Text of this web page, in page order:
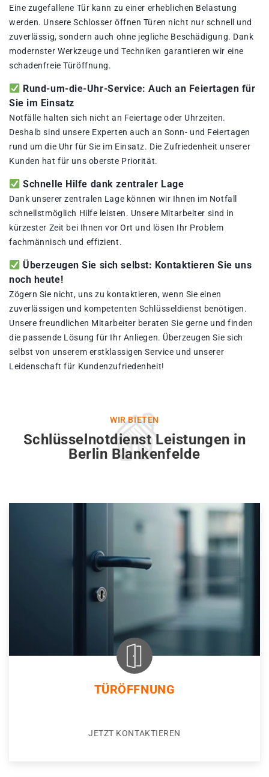
Eine zugefallene Tür kann zu einer erheblichen Belastung
werden. Unsere Schlosser öffnen Türen nicht nur schnell und
zuverlässig, sondern auch ohne jegliche Beschädigung. Dank
modernster Werkzeuge und Techniken garantieren wir eine
schadenfreie Türöffnung.
Rund-um-die-Uhr-Service: Auch an Feiertagen für
Sie im Einsatz
Notfälle halten sich nicht an Feiertage oder Uhrzeiten.
Deshalb sind unsere Experten auch an Sonn- und Feiertagen
rund um die Uhr für Sie im Einsatz. Die Zufriedenheit unserer
Kunden hat für uns oberste Priorität.
Schnelle Hilfe dank zentraler Lage
Dank unserer zentralen Lage können wir Ihnen im Notfall
schnellstmöglich Hilfe leisten. Unsere Mitarbeiter sind in
kürzester Zeit bei Ihnen vor Ort und lösen Ihr Problem
fachmännisch und effizient.
Überzeugen Sie sich selbst: Kontaktieren Sie uns
noch heute!
Zögern Sie nicht, uns zu kontaktieren, wenn Sie einen
zuverlässigen und kompetenten Schlüsseldienst benötigen.
Unsere freundlichen Mitarbeiter beraten Sie gerne und finden
die passende Lösung für Ihr Anliegen. Überzeugen Sie sich
selbst von unserem erstklassigen Service und unserer
Leidenschaft für Kundenzufriedenheit!
WIR BIETEN
Schlüsselnotdienst Leistungen in
Berlin Blankenfelde
TÜRÖFFNUNG
JETZT KONTAKTIEREN